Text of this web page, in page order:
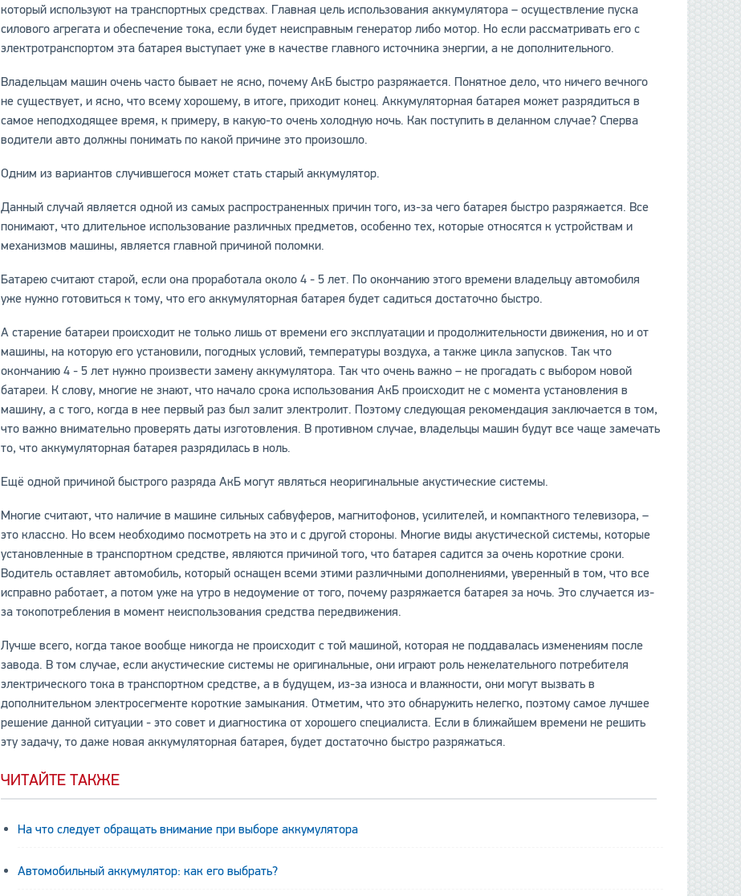
который используют на транспортных средствах. Главная цель использования аккумулятора – осуществление пуска
силового агрегата и обеспечение тока, если будет неисправным генератор либо мотор. Но если рассматривать его с
электротранспортом эта батарея выступает уже в качестве главного источника энергии, а не дополнительного.
Владельцам машин очень часто бывает не ясно, почему АкБ быстро разряжается. Понятное дело, что ничего вечного
не существует, и ясно, что всему хорошему, в итоге, приходит конец. Аккумуляторная батарея может разрядиться в
самое неподходящее время, к примеру, в какую-то очень холодную ночь. Как поступить в деланном случае? Сперва
водители авто должны понимать по какой причине это произошло.
Одним из вариантов случившегося может стать старый аккумулятор.
Данный случай является одной из самых распространенных причин того, из-за чего батарея быстро разряжается. Все
понимают, что длительное использование различных предметов, особенно тех, которые относятся к устройствам и
механизмов машины, является главной причиной поломки.
Батарею считают старой, если она проработала около 4 - 5 лет. По окончанию этого времени владельцу автомобиля
уже нужно готовиться к тому, что его аккумуляторная батарея будет садиться достаточно быстро.
А старение батареи происходит не только лишь от времени его эксплуатации и продолжительности движения, но и от
машины, на которую его установили, погодных условий, температуры воздуха, а также цикла запусков. Так что
окончанию 4 - 5 лет нужно произвести замену аккумулятора. Так что очень важно – не прогадать с выбором новой
батареи. К слову, многие не знают, что начало срока использования АкБ происходит не с момента установления в
машину, а с того, когда в нее первый раз был залит электролит. Поэтому следующая рекомендация заключается в том,
что важно внимательно проверять даты изготовления. В противном случае, владельцы машин будут все чаще замечать
то, что аккумуляторная батарея разрядилась в ноль.
Ещё одной причиной быстрого разряда АкБ могут являться неоригинальные акустические системы.
Многие считают, что наличие в машине сильных сабвуферов, магнитофонов, усилителей, и компактного телевизора, –
это классно. Но всем необходимо посмотреть на это и с другой стороны. Многие виды акустической системы, которые
установленные в транспортном средстве, являются причиной того, что батарея садится за очень короткие сроки.
Водитель оставляет автомобиль, который оснащен всеми этими различными дополнениями, уверенный в том, что все
исправно работает, а потом уже на утро в недоумение от того, почему разряжается батарея за ночь. Это случается из-
за токопотребления в момент неиспользования средства передвижения.
Лучше всего, когда такое вообще никогда не происходит с той машиной, которая не поддавалась изменениям после
завода. В том случае, если акустические системы не оригинальные, они играют роль нежелательного потребителя
электрического тока в транспортном средстве, а в будущем, из-за износа и влажности, они могут вызвать в
дополнительном электросегменте короткие замыкания. Отметим, что это обнаружить нелегко, поэтому самое лучшее
решение данной ситуации - это совет и диагностика от хорошего специалиста. Если в ближайшем времени не решить
эту задачу, то даже новая аккумуляторная батарея, будет достаточно быстро разряжаться.
ЧИТАЙТЕ ТАКЖЕ
На что следует обращать внимание при выборе аккумулятора
Автомобильный аккумулятор: как его выбрать?